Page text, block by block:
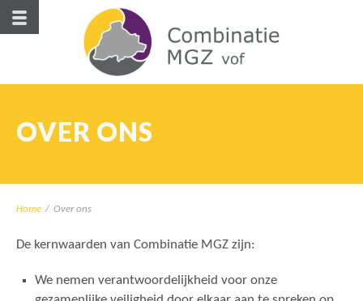
OVER ONS
Home / Over ons
De kernwaarden van Combinatie MGZ zijn:
We nemen verantwoordelijkheid voor onze